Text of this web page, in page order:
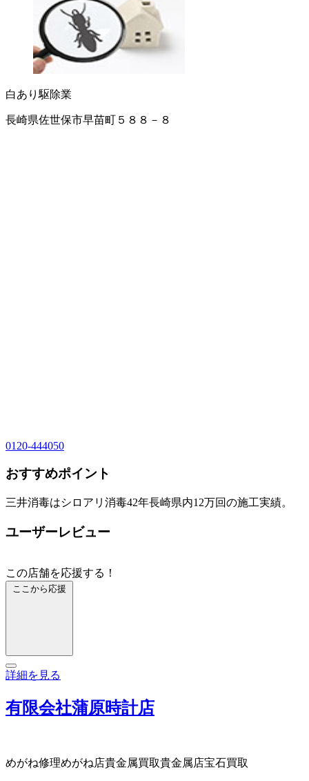
白あり駆除業
長崎県佐世保市早苗町５８８－８
0120-444050
おすすめポイント
三井消毒はシロアリ消毒42年長崎県内12万回の施工実績。
ユーザーレビュー
この店舗を応援する！
ここから応援
詳細を見る
有限会社蒲原時計店
めがね修理めがね店貴金属買取貴金属店宝石買取